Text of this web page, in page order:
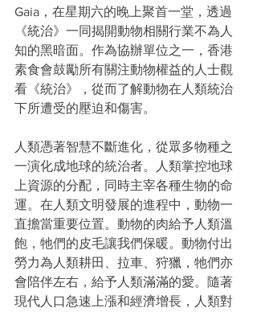
Gaia，在星期六的晚上聚首一堂，透過
《統治》一同揭開動物相關行業不為人
知的黑暗面。作為協辦單位之一，香港
素食會鼓勵所有關注動物權益的人士觀
看《統治》，從而了解動物在人類統治
下所遭受的壓迫和傷害。
人類憑著智慧不斷進化，從眾多物種之
一演化成地球的統治者。人類掌控地球
上資源的分配，同時主宰各種生物的命
運。在人類文明發展的進程中，動物一
直擔當重要位置。動物的肉給予人類溫
飽，牠們的皮毛讓我們保暖。動物付出
勞力為人類耕田、拉車、狩獵，牠們亦
會陪伴左右，給予人類滿滿的愛。隨著
現代人口急速上漲和經濟增長，人類對